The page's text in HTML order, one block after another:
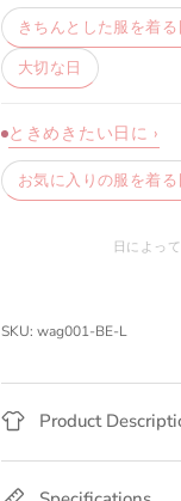
きちんとした服を着る
大切な日
ときめきたい日に ›
お気に入りの服を着る
日によっ
SKU: wag001-BE-L
Product